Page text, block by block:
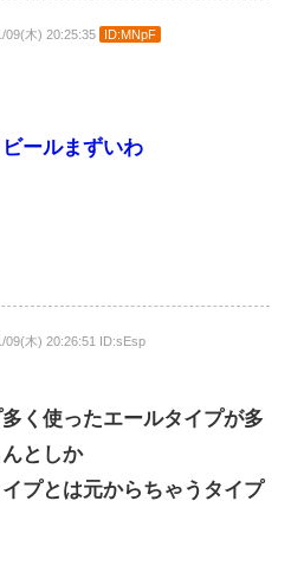
09(木) 20:25:35 ID:MNpF
ールまずいわ
09(木) 20:26:51 ID:sEsp
く使ったエールタイプが多
としか
プとは元からちゃうタイプ